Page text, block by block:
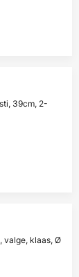
39cm, 2-
valge, klaas, Ø